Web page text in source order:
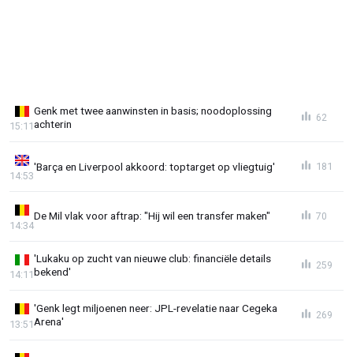
Genk met twee aanwinsten in basis; noodoplossing
achterin
15:11
62
'Barça en Liverpool akkoord: toptarget op vliegtuig'
14:53
181
De Mil vlak voor aftrap: "Hij wil een transfer maken"
14:34
70
'Lukaku op zucht van nieuwe club: financiële details
bekend'
14:11
259
'Genk legt miljoenen neer: JPL-revelatie naar Cegeka
Arena'
13:51
269